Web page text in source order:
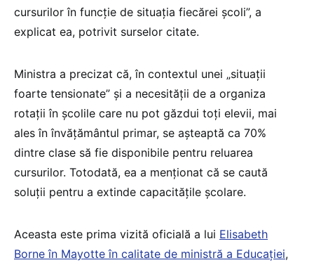
cursurilor în funcție de situația fiecărei școli”, a
explicat ea, potrivit surselor citate.
Ministra a precizat că, în contextul unei „situații
foarte tensionate” și a necesității de a organiza
rotații în școlile care nu pot găzdui toți elevii, mai
ales în învățământul primar, se așteaptă ca 70%
dintre clase să fie disponibile pentru reluarea
cursurilor. Totodată, ea a menționat că se caută
soluții pentru a extinde capacitățile școlare.
Aceasta este prima vizită oficială a lui Elisabeth
Borne în Mayotte în calitate de ministră a Educației,